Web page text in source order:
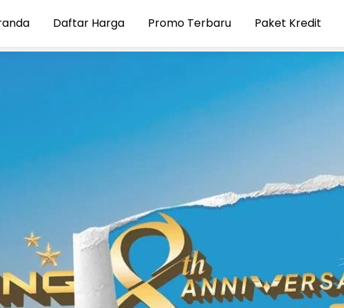
Daftar Harga Promo Terbaru Paket Kredit